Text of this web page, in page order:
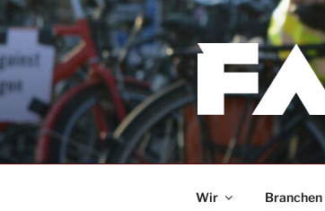
Zum
Inhalt
springen
Wir Branchen